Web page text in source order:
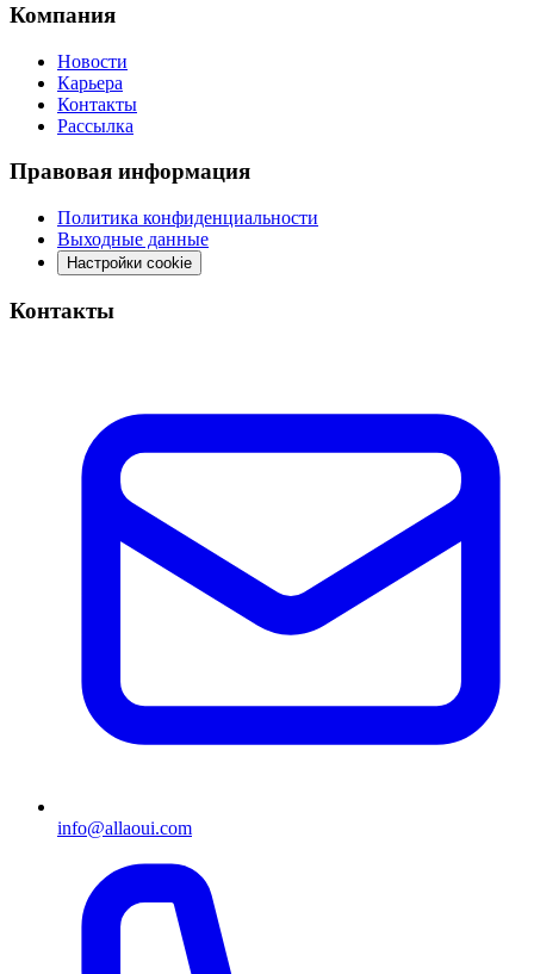
Компания
Новости
Карьера
Контакты
Рассылка
Правовая информация
Политика конфиденциальности
Выходные данные
Настройки cookie
Контакты
info@allaoui.com